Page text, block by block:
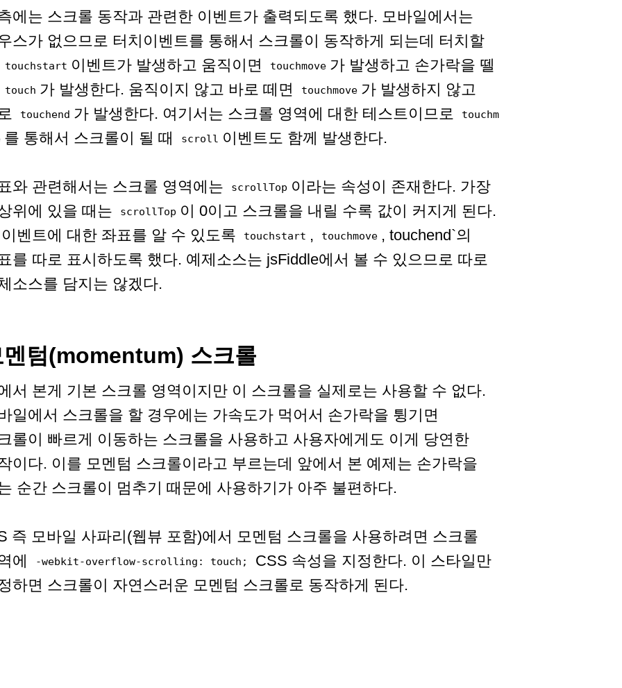
에는 스크롤 동작과 관련한 이벤트가 출력되도록 했다. 모바일에서는
스가 없으므로 터치이벤트를 통해서 스크롤이 동작하게 되는데 터치할
touchstart 이벤트가 발생하고 움직이면 touchmove 가 발생하고 손가락을 뗄
touch 가 발생한다. 움직이지 않고 바로 떼면 touchmove 가 발생하지 않고
touchend 가 발생한다. 여기서는 스크롤 영역에 대한 테스트이므로
touchm
를 통해서 스크롤이 될 때 scroll 이벤트도 함께 발생한다.
와 관련해서는 스크롤 영역에는 scrollTop 이라는 속성이 존재한다. 가장
위에 있을 때는
scrollTop 이 0이고 스크롤을 내릴 수록 값이 커지게 된다.
벤트에 대한 좌표를 알 수 있도록
touchstart , touchmove , touchend`의
를 따로 표시하도록 했다. 예제소스는 jsFiddle에서 볼 수 있으므로 따로
소스를 담지는 않겠다.
멘텀(momentum) 스크롤
서 본게 기본 스크롤 영역이지만 이 스크롤을 실제로는 사용할 수 없다.
일에서 스크롤을 할 경우에는 가속도가 먹어서 손가락을 튕기면
롤이 빠르게 이동하는 스크롤을 사용하고 사용자에게도 이게 당연한
이다. 이를 모멘텀 스크롤이라고 부르는데 앞에서 본 예제는 손가락을
순간 스크롤이 멈추기 때문에 사용하기가 아주 불편하다.
즉 모바일 사파리(웹뷰 포함)에서 모멘텀 스크롤을 사용하려면 스크롤
에
-webkit-overflow-scrolling: touch;
CSS 속성을 지정한다. 이 스타일만
하면 스크롤이 자연스러운 모멘텀 스크롤로 동작하게 된다.